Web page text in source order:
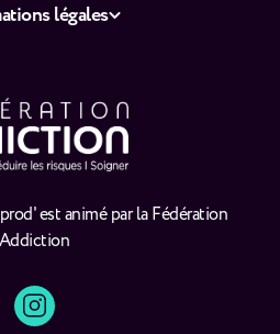
est animé par la Fédération
Addiction
légales